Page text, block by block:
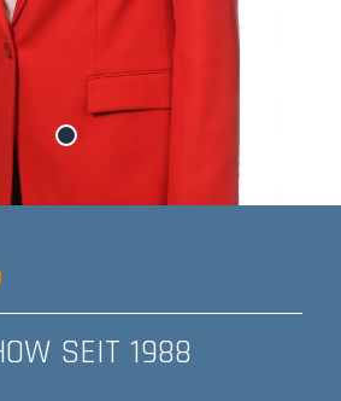
SEIT 1988